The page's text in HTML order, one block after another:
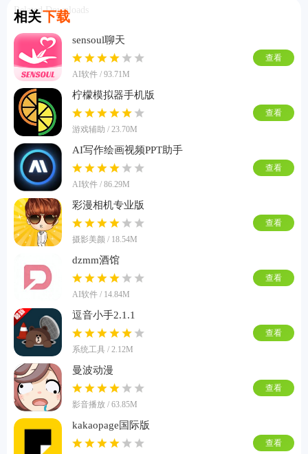
相关下载
Related Downloads
sensoul聊天
AI软件 / 93.71M
查看
柠檬模拟器手机版
游戏辅助 / 23.70M
查看
AI写作绘画视频PPT助手
AI软件 / 86.29M
查看
彩漫相机专业版
摄影美颜 / 18.54M
查看
dzmm酒馆
AI软件 / 14.84M
查看
逗音小手2.1.1
系统工具 / 2.12M
查看
曼波动漫
影音播放 / 63.85M
查看
kakaopage国际版
查看